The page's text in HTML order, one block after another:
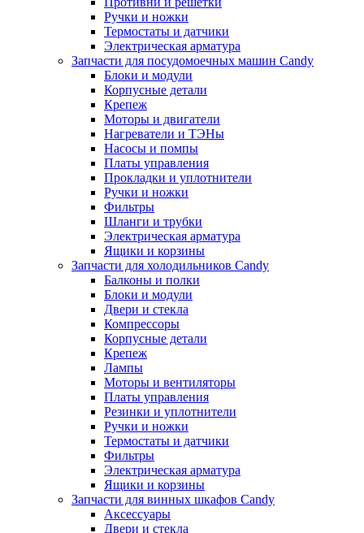
Ручки и ножки
Термостаты и датчики
Электрическая арматура
Запчасти для посудомоечных машин Candy
Блоки и модули
Корпусные детали
Крепеж
Моторы и двигатели
Нагреватели и ТЭНы
Насосы и помпы
Платы управления
Прокладки и уплотнители
Ручки и ножки
Фильтры
Шланги и трубки
Электрическая арматура
Ящики и корзины
Запчасти для холодильников Candy
Балконы и полки
Блоки и модули
Двери и стекла
Компрессоры
Корпусные детали
Крепеж
Лампы
Моторы и вентиляторы
Платы управления
Резинки и уплотнители
Ручки и ножки
Термостаты и датчики
Фильтры
Электрическая арматура
Ящики и корзины
Запчасти для винных шкафов Candy
Аксессуары
Двери и стекла